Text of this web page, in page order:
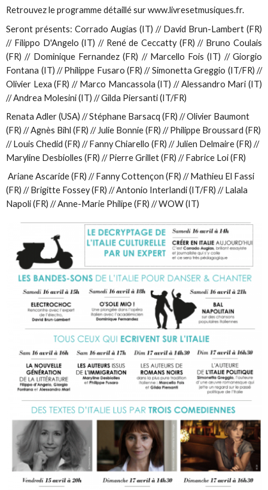
Retrouvez le programme détaillé sur www.livresetmusiques.fr.
Seront présents: Corrado Augias (IT) // David Brun-Lambert (FR)
// Filippo D'Angelo (IT) // René de Ceccatty (FR) // Bruno Coulais
(FR) // Dominique Fernandez (FR) // Marcello Fois (IT) // Giorgio
Fontana (IT) // Philippe Fusaro (FR) // Simonetta Greggio (IT/FR) //
Olivier Lexa (FR) // Marco Mancassola (IT) // Alessandro Mari (IT)
// Andrea Molesini (IT) // Gilda Piersanti (IT/FR)
Renata Adler (USA) // Stéphane Barsacq (FR) // Olivier Baumont
(FR) // Agnès Bihl (FR) // Julie Bonnie (FR) // Philippe Broussard (FR)
// Louis Chedid (FR) // Fanny Chiarello (FR) // Julien Delmaire (FR) //
Maryline Desbiolles (FR) // Pierre Grillet (FR) // Fabrice Loi (FR)
Ariane Ascaride (FR) // Fanny Cottençon (FR) // Mathieu El Fassi
(FR) // Brigitte Fossey (FR) // Antonio Interlandi (IT/FR) // Lalala
Napoli (FR) // Anne-Marie Philipe (FR) // WOW (IT)